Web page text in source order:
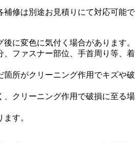
修は別途お見積りにて対応可能で
に変色に気付く場合があります。
ファスナー部位、手首周り等、着
所がクリーニング作用でキズや破
クリーニング作用で破損に至る場
す。